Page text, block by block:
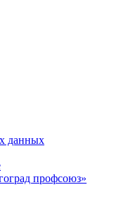
данных
профсоюз»